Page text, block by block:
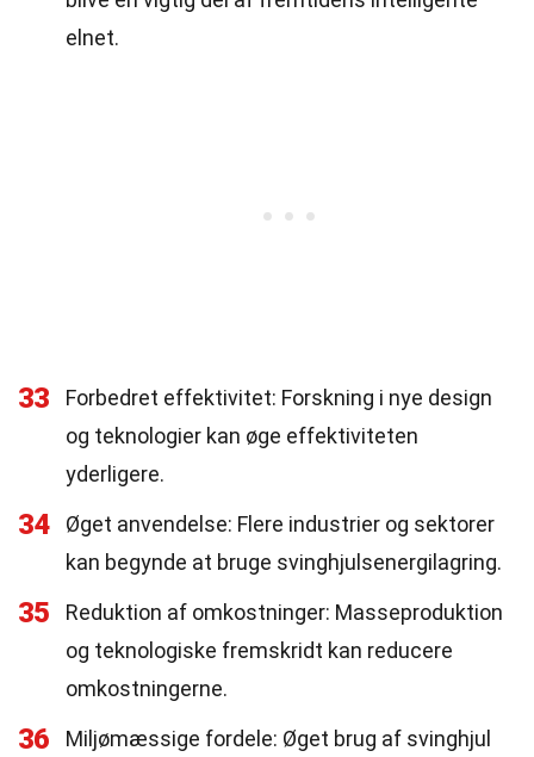
elnet.
33
Forbedret effektivitet: Forskning i nye design
og teknologier kan øge effektiviteten
yderligere.
34
Øget anvendelse: Flere industrier og sektorer
kan begynde at bruge svinghjulsenergilagring.
35
Reduktion af omkostninger: Masseproduktion
og teknologiske fremskridt kan reducere
omkostningerne.
36
Miljømæssige fordele: Øget brug af svinghjul